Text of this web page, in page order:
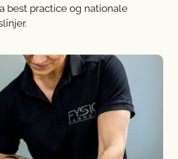
best practice og nationale